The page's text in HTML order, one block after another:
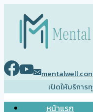
content
เปิดให้บริการ
หน้าแรก